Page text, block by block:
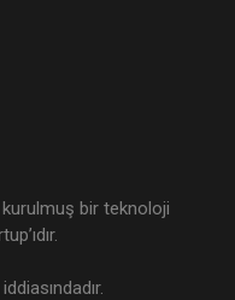
bir teknoloji